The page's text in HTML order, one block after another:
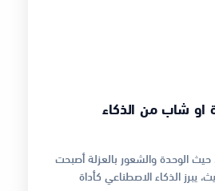
او شاب من الذكاء
حيث الوحدة والشعور بالعزلة أصبحت
يبرز الذكاء الاصطناعي كأداة